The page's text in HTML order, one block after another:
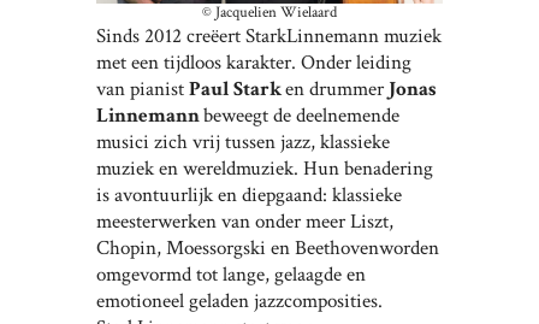
© Jacquelien Wielaard
Sinds 2012 creëert StarkLinnemann muziek
met een tijdloos karakter. Onder leiding
van pianistPaul Starken drummer Jonas
Linnemannbeweegt de deelnemende
musici zich vrij tussen jazz, klassieke
muziek en wereldmuziek. Hun benadering
is avontuurlijk en diepgaand: klassieke
meesterwerken van onder meer Liszt,
Chopin, Moessorgski en Beethovenworden
omgevormd tot lange, gelaagde en
emotioneel geladen jazzcomposities.